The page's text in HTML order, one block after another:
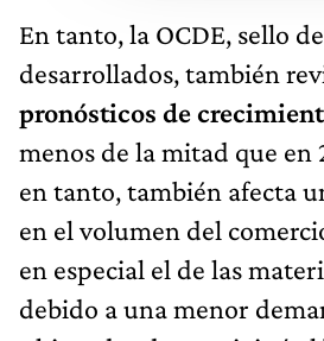
En tanto, la OCDE, sello
desarrollados, también
pronósticos de
menos de la mitad que en
en tanto, también afecta
en el volumen del
en especial el de las
debido a una menor